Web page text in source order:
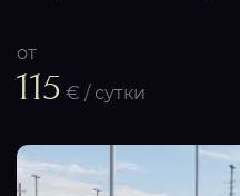
от
115 € / сутки